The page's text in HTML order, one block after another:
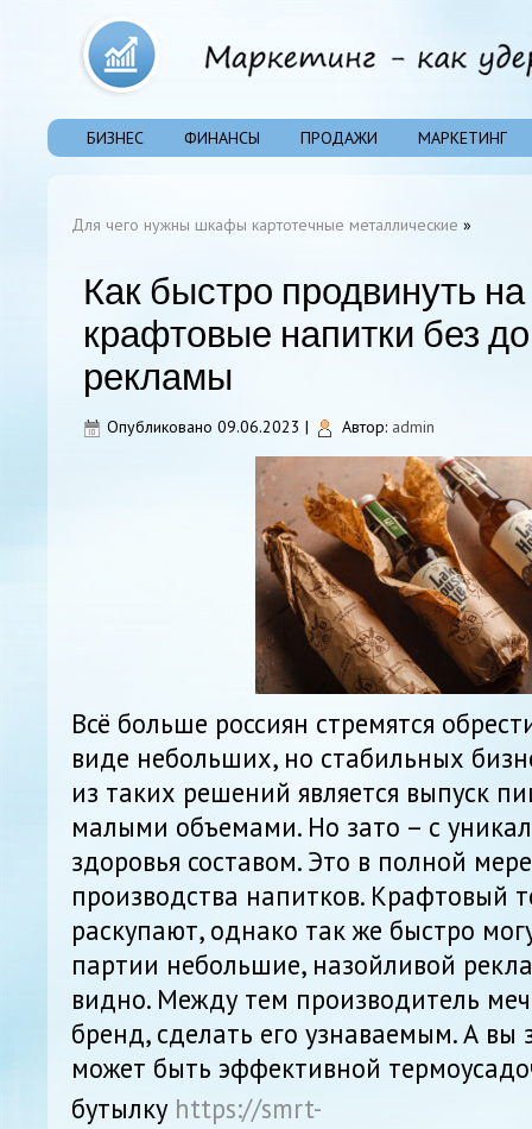
БИЗНЕС ФИНАНСЫ ПРОДАЖИ МАРКЕТИНГ
Для чего нужны шкафы картотечные металлические »
Как быстро продвинуть
крафтовые напитки без
рекламы
Опубликовано 09.06.2023 | Автор: admin
Всё больше россиян стремятся
виде небольших, но стабильных
из таких решений является выпуск
малыми объемами. Но зато – с
здоровья составом. Это в полной
производства напитков. Крафтовый
раскупают, однако так же быстро
партии небольшие, назойливой
видно. Между тем производитель
бренд, сделать его узнаваемым. А вы
может быть эффективной
бутылку https://smrt-